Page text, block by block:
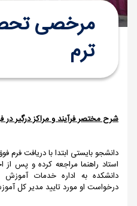
مرخصی
ترم
شرح مختصر فرآیند و مراکز درگیر در
دانشجو بایستی ابتدا با دریافت
استاد راهنما مراجعه کرده و پس
دانشکده به اداره خدمات آموزش
درخواست او مورد تایید مدیر کل